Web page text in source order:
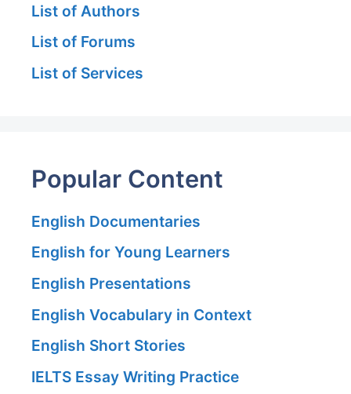
List of Authors
List of Forums
List of Services
Popular Content
English Documentaries
English for Young Learners
English Presentations
English Vocabulary in Context
English Short Stories
IELTS Essay Writing Practice